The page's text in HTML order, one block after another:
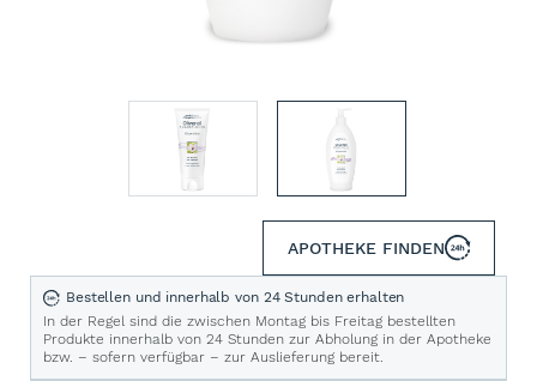
APOTHEKE FINDEN
Bestellen und innerhalb von 24 Stunden erhalten
In der Regel sind die zwischen Montag bis Freitag bestellten
Produkte innerhalb von 24 Stunden zur Abholung in der Apotheke
bzw. – sofern verfügbar – zur Auslieferung bereit.